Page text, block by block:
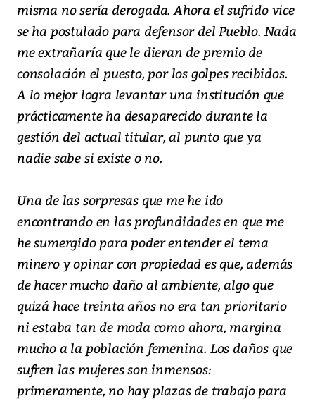
misma no sería derogada. Ahora el sufrido vice
se ha postulado para defensor del Pueblo. Nada
me extrañaría que le dieran de premio de
consolación el puesto, por los golpes recibidos.
A lo mejor logra levantar una institución que
prácticamente ha desaparecido durante la
gestión del actual titular, al punto que ya
nadie sabe si existe o no.
Una de las sorpresas que me he ido
encontrando en las profundidades en que me
he sumergido para poder entender el tema
minero y opinar con propiedad es que, además
de hacer mucho daño al ambiente, algo que
quizá hace treinta años no era tan prioritario
ni estaba tan de moda como ahora, margina
mucho a la población femenina. Los daños que
sufren las mujeres son inmensos:
primeramente, no hay plazas de trabajo para